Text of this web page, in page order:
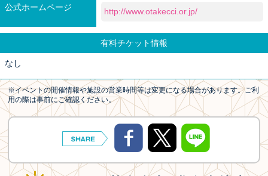
公式ホームページ http://www.otakecci.or.jp/
有料チケット情報
なし
※イベントの開催情報や施設の営業時間等は変更になる場合があります。ご利
用の際は事前にご確認ください。